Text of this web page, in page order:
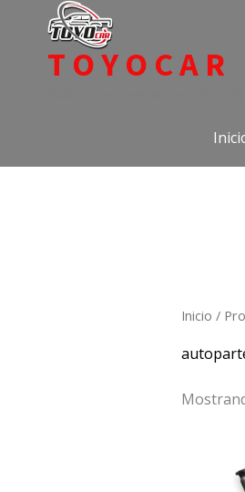
contenidoTOYOCAR
Inicio /